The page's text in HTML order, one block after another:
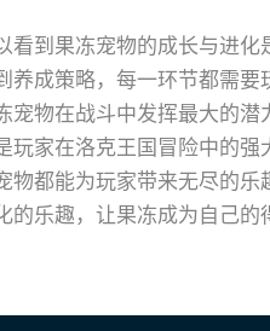
到果冻宠物的成长与进化
成策略，每一环节都需要
物在战斗中发挥最大的潜
家在洛克王国冒险中的强
都能为玩家带来无尽的
乐趣，让果冻成为自己的